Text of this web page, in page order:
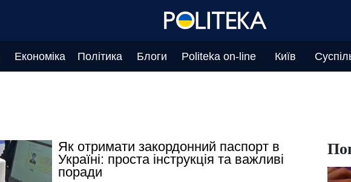
Економіка Політика Блоги Politeka on-line Київ
Як отримати закордонний паспорт в
Україні: проста інструкція та важливі
поради